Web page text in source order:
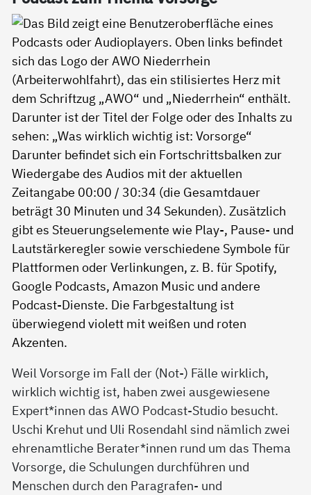
Weil Vorsorge im Fall der (Not-) Fälle wirklich,
wirklich wichtig ist, haben zwei ausgewiesene
Expert*innen das AWO Podcast-Studio besucht.
Uschi Krehut und Uli Rosendahl sind nämlich zwei
ehrenamtliche Berater*innen rund um das Thema
Vorsorge, die Schulungen durchführen und
Menschen durch den Paragrafen- und